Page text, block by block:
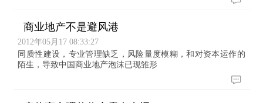
商业地产不是避风港
2012年05月17 08:33:27
同质性建设，专业管理缺乏，风险量度模糊，和对资本运作的
陌生，导致中国商业地产泡沫已现雏形